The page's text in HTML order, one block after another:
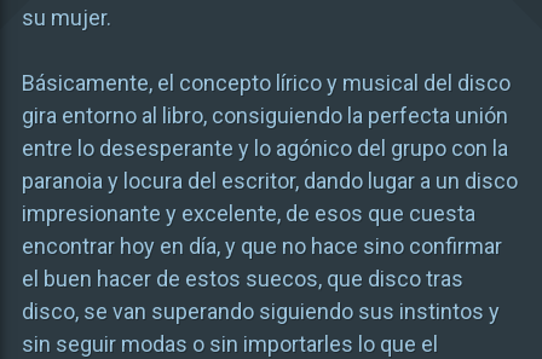
su mujer.
Básicamente, el concepto lírico y musical del disco
gira entorno al libro, consiguiendo la perfecta unión
entre lo desesperante y lo agónico del grupo con la
paranoia y locura del escritor, dando lugar a un disco
impresionante y excelente, de esos que cuesta
encontrar hoy en día, y que no hace sino confirmar
el buen hacer de estos suecos, que disco tras
disco, se van superando siguiendo sus instintos y
sin seguir modas o sin importarles lo que el